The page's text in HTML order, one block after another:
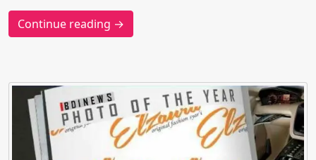
Continue reading →